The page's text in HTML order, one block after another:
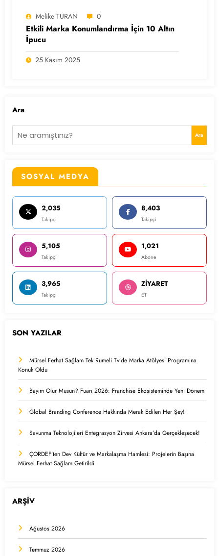
Melike TURAN 0
Etkili Marka Konumlandırma İçin 10 Altın
İpucu
25 Kasım 2025
Ara
Ara
SOSYAL MEDYA
2,035
Takipçi
8,403
Takipçi
5,105
Takipçi
1,021
Abone
3,965
Takipçi
ZİYARET
ET
SON YAZILAR
Mürsel Ferhat Sağlam Tek Rumeli Tv’de Marka Atölyesi Programına
Konuk Oldu
Bayim Olur Musun? Fuarı 2026: Franchise Ekosisteminde Yeni Dönem
Global Branding Conference Hakkında Merak Edilen Her Şey!
Savunma Teknolojileri Entegrasyon Zirvesi Ankara’da Gerçekleşecek!
ÇORDEF’ten Dev Kültür ve Markalaşma Hamlesi: Projelerin Başına
Mürsel Ferhat Sağlam Getirildi
ARŞİV
Ağustos 2026
Temmuz 2026